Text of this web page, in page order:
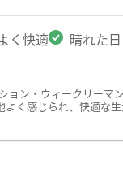
く快適 晴れた
ン・ウィークリーマ
く感じられ、快適な